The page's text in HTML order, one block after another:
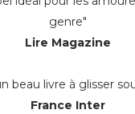
genre"
Lire Magazine
beau livre à glisser
France Inter